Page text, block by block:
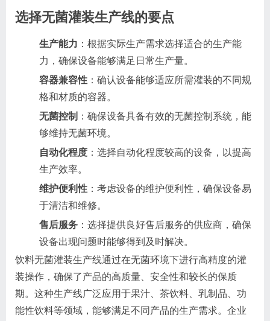
选择无菌灌装生产线的要点
生产能力 ：根据实际生产需求选择适合的生产能
力，确保设备能够满足日常生产量。
容器兼容性 ：确认设备能够适应所需灌装的不同规
格和材质的容器。
无菌控制 ：确保设备具备有效的无菌控制系统，能
够维持无菌环境。
自动化程度 ：选择自动化程度较高的设备，以提高
生产效率。
维护便利性 ：考虑设备的维护便利性，确保设备易
于清洁和维修。
售后服务 ：选择提供良好售后服务的供应商，确保
设备出现问题时能够得到及时解决。
饮料无菌灌装生产线通过在无菌环境下进行高精度的灌
装操作，确保了产品的高质量、安全性和较长的保质
期。这种生产线广泛应用于果汁、茶饮料、乳制品、功
能性饮料等领域，能够满足不同产品的生产需求。企业